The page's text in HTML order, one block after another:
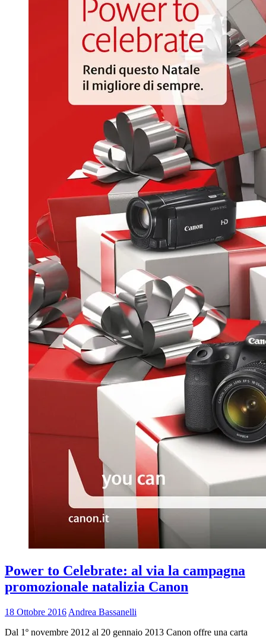
Power to Celebrate: al via la campagna
promozionale natalizia Canon
18 Ottobre 2016 Andrea Bassanelli
Dal 1º novembre 2012 al 20 gennaio 2013 Canon offre una carta